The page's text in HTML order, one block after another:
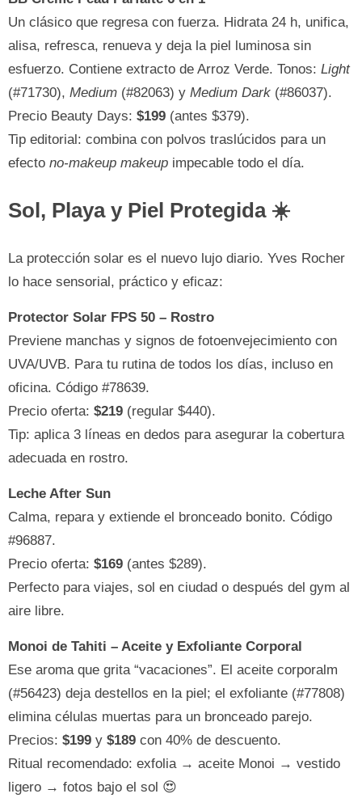
Un clásico que regresa con fuerza. Hidrata 24 h, unifica,
alisa, refresca, renueva y deja la piel luminosa sin
esfuerzo. Contiene extracto de Arroz Verde. Tonos: Light
(#71730), Medium (#82063) y Medium Dark (#86037).
Precio Beauty Days: $199 (antes $379).
Tip editorial: combina con polvos traslúcidos para un
efecto no-makeup makeup impecable todo el día.
Sol, Playa y Piel Protegida ☀️
La protección solar es el nuevo lujo diario. Yves Rocher
lo hace sensorial, práctico y eficaz:
Protector Solar FPS 50 – Rostro
Previene manchas y signos de fotoenvejecimiento con
UVA/UVB. Para tu rutina de todos los días, incluso en
oficina. Código #78639.
Precio oferta: $219 (regular $440).
Tip: aplica 3 líneas en dedos para asegurar la cobertura
adecuada en rostro.
Leche After Sun
Calma, repara y extiende el bronceado bonito. Código
#96887.
Precio oferta: $169 (antes $289).
Perfecto para viajes, sol en ciudad o después del gym al
aire libre.
Monoi de Tahiti – Aceite y Exfoliante Corporal
Ese aroma que grita “vacaciones”. El aceite corporalm
(#56423) deja destellos en la piel; el exfoliante (#77808)
elimina células muertas para un bronceado parejo.
Precios: $199 y $189 con 40% de descuento.
Ritual recomendado: exfolia → aceite Monoi → vestido
ligero → fotos bajo el sol 😍